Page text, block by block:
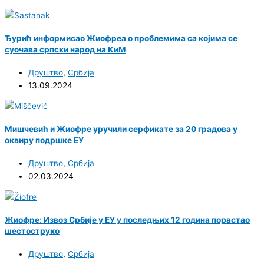
Ђурић информисао Жиофреа о проблемима са којима се
суочава српски народ на КиМ
Друштво, Србија
13.09.2024
Мишчевић и Жиофре уручили серфикате за 20 градова у
оквиру подршке ЕУ
Друштво, Србија
02.03.2024
Жиофре: Извоз Србије у ЕУ у последњих 12 година порастао
шестоструко
Друштво, Србија